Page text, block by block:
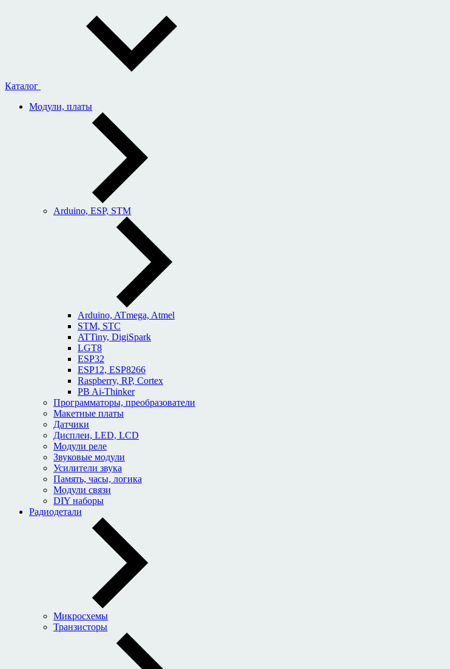
Каталог
Модули, платы
Arduino, ESP, STM
Arduino, ATmega, Atmel
STM, STC
ATTiny, DigiSpark
LGT8
ESP32
ESP12, ESP8266
Raspberry, RP, Cortex
PB Ai-Thinker
Программаторы, преобразователи
Макетные платы
Датчики
Дисплеи, LED, LCD
Модули реле
Звуковые модули
Усилители звука
Память, часы, логика
Модули связи
DIY наборы
Радиодетали
Микросхемы
Транзисторы